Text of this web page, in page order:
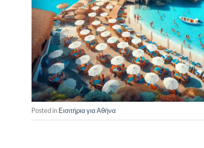
Posted in Εισιτήρια για Αθήνα